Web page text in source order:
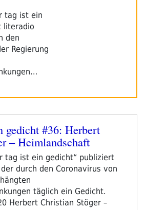
tag ist ein
literadio
den
Regierung
gedicht #36: Herbert
– Heimlandschaft
tag ist ein gedicht“ publiziert
durch den Coronavirus von
täglich ein Gedicht.
Herbert Christian Stöger –